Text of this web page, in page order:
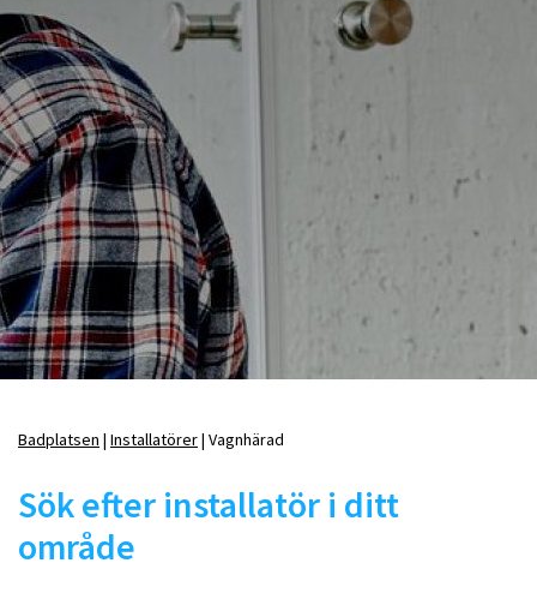
Våra varumärken
Badplatsen Installatörer Vagnhärad
Sök efter installatör i ditt
område